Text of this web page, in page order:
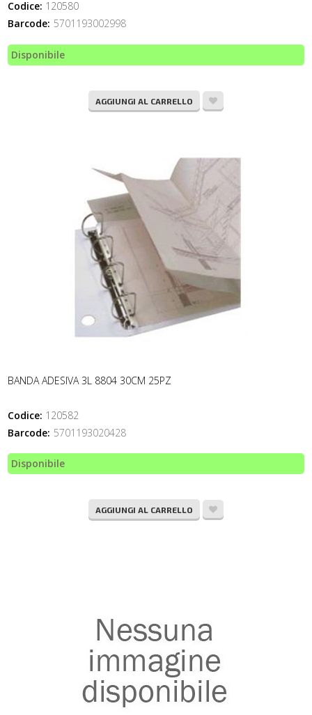
Codice: 120580
Barcode: 5701193002998
Disponibile
AGGIUNGI AL CARRELLO
BANDA ADESIVA 3L 8804 30CM 25PZ
Codice: 120582
Barcode: 5701193020428
Disponibile
AGGIUNGI AL CARRELLO